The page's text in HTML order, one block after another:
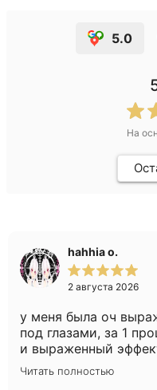
5.0
На
hahhia o.
2 августа 2026
у меня была оч
под глазами, за 1
и выраженный
очень слэйный,
Читать полностью